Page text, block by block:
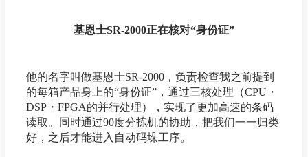
基恩士SR-2000正在核对“身份证”
他的名字叫做基恩士SR-2000，负责检查我之前提到
的每箱产品身上的“身份证”，通过三核处理（CPU・
DSP・FPGA的并行处理），实现了更加高速的条码
读取。同时通过90度分拣机的协助，把我们一一归类
好，之后才能进入自动码垛工序。